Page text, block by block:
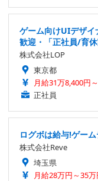
ゲーム向けUIデザイ
歓迎・「正社員/育
株式会社LOP
東京都
月給31万8,400円
正社員
ログボは給与!ゲー
株式会社Reve
埼玉県
月給28万円～35万